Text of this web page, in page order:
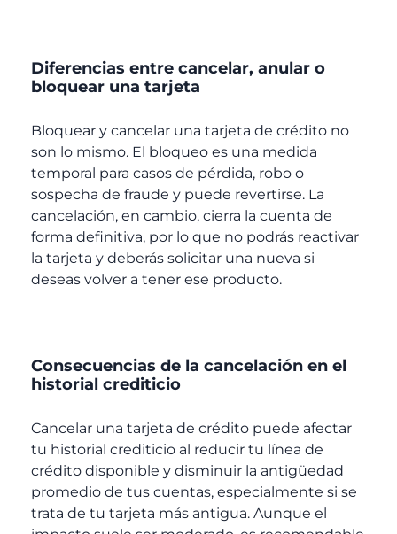
Diferencias entre cancelar, anular o
bloquear una tarjeta
Bloquear y cancelar una tarjeta de crédito no
son lo mismo. El bloqueo es una medida
temporal para casos de pérdida, robo o
sospecha de fraude y puede revertirse. La
cancelación, en cambio, cierra la cuenta de
forma definitiva, por lo que no podrás reactivar
la tarjeta y deberás solicitar una nueva si
deseas volver a tener ese producto.
Consecuencias de la cancelación en el
historial crediticio
Cancelar una tarjeta de crédito puede afectar
tu historial crediticio al reducir tu línea de
crédito disponible y disminuir la antigüedad
promedio de tus cuentas, especialmente si se
trata de tu tarjeta más antigua. Aunque el